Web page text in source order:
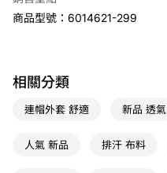
商品型號：6014621-299
相關分類
連帽外套 舒適 新品 透氣
人氣 新品 排汗 布料